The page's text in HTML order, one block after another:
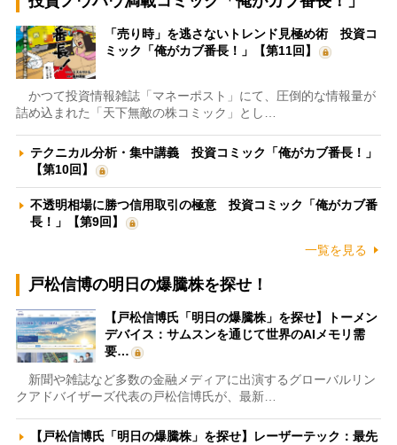
「売り時」を逃さないトレンド見極め術 投資コ
ミック「俺がカブ番長！」【第11回】
かつて投資情報雑誌「マネーポスト」にて、圧倒的な情報量が
詰め込まれた「天下無敵の株コミック」とし…
テクニカル分析・集中講義 投資コミック「俺がカブ番長！」
【第10回】
不透明相場に勝つ信用取引の極意 投資コミック「俺がカブ番
長！」【第9回】
一覧を見る
戸松信博の明日の爆騰株を探せ！
【戸松信博氏「明日の爆騰株」を探せ】トーメン
デバイス：サムスンを通じて世界のAIメモリ需
要…
新聞や雑誌など多数の金融メディアに出演するグローバルリン
クアドバイザーズ代表の戸松信博氏が、最新…
【戸松信博氏「明日の爆騰株」を探せ】レーザーテック：最先